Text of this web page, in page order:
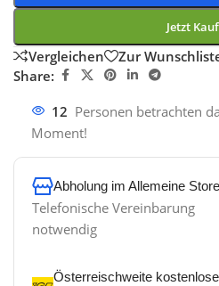
Jetzt
Vergleichen
Zur
Share:
12 Personen betrachten
Moment!
Abholung im Allemeine Store
Telefonische Vereinbarung
notwendig
Österreischweite kostenlose